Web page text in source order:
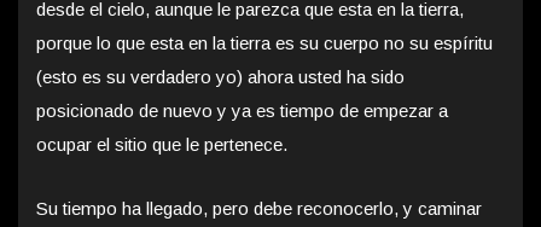
desde el cielo, aunque le parezca que esta en la tierra,
porque lo que esta en la tierra es su cuerpo no su espíritu
(esto es su verdadero yo) ahora usted ha sido
posicionado de nuevo y ya es tiempo de empezar a
ocupar el sitio que le pertenece.
Su tiempo ha llegado, pero debe reconocerlo, y caminar